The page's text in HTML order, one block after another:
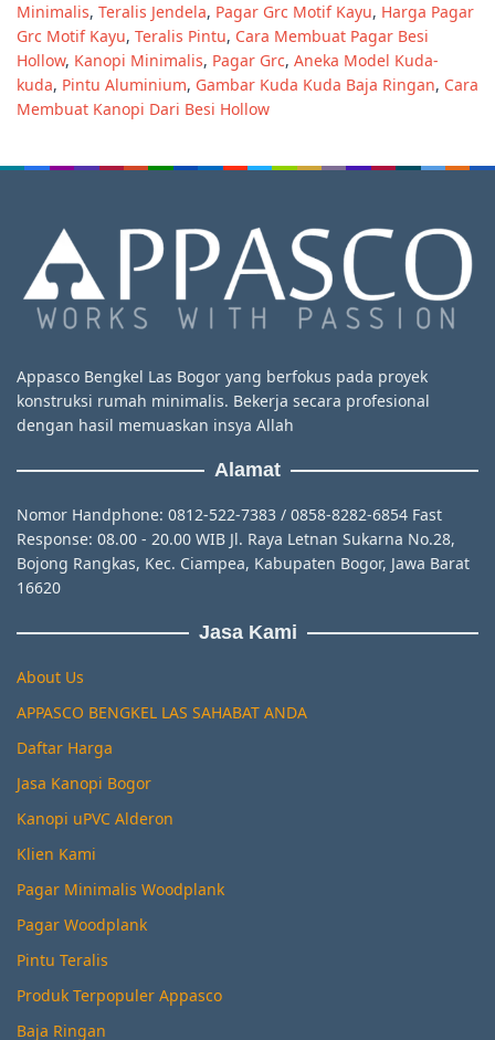
Minimalis, Teralis Jendela, Pagar Grc Motif Kayu, Harga Pagar
Grc Motif Kayu, Teralis Pintu, Cara Membuat Pagar Besi
Hollow, Kanopi Minimalis, Pagar Grc, Aneka Model Kuda-
kuda, Pintu Aluminium, Gambar Kuda Kuda Baja Ringan, Cara
Membuat Kanopi Dari Besi Hollow
Appasco Bengkel Las Bogor yang berfokus pada proyek
konstruksi rumah minimalis. Bekerja secara profesional
dengan hasil memuaskan insya Allah
Alamat
Nomor Handphone: 0812-522-7383 / 0858-8282-6854 Fast
Response: 08.00 - 20.00 WIB Jl. Raya Letnan Sukarna No.28,
Bojong Rangkas, Kec. Ciampea, Kabupaten Bogor, Jawa Barat
16620
Jasa Kami
About Us
APPASCO BENGKEL LAS SAHABAT ANDA
Daftar Harga
Jasa Kanopi Bogor
Kanopi uPVC Alderon
Klien Kami
Pagar Minimalis Woodplank
Pagar Woodplank
Pintu Teralis
Produk Terpopuler Appasco
Baja Ringan